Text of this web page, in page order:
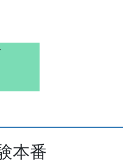
本番